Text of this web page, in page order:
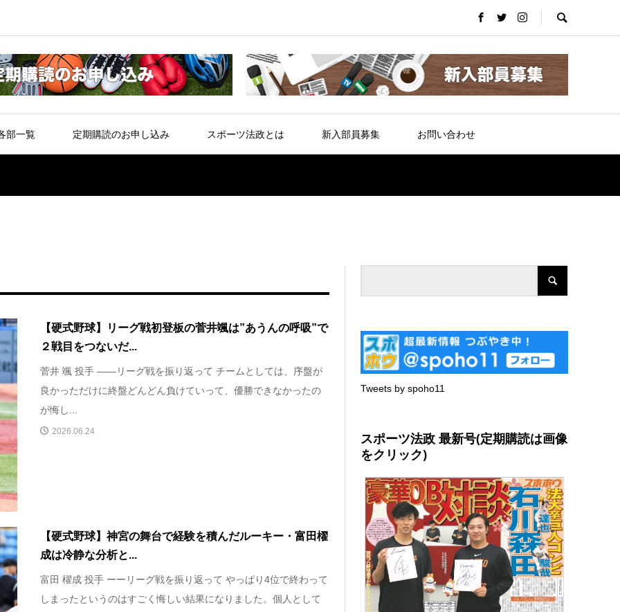
部一覧 定期購読のお申し込み スポーツ法政とは 新入部員募集 お問い合わせ
【硬式野球】リーグ戦初登板の菅井颯は”あうんの呼吸”で
２戦目をつないだ...
菅井 颯 投手 ――リーグ戦を振り返って チームとしては、序盤が
良かっただけに終盤どんどん負けていって、優勝できなかったの
が悔し...
2026.06.24
【硬式野球】神宮の舞台で経験を積んだルーキー・富田櫂
成は冷静な分析と...
富田 櫂成 投手 ーーリーグ戦を振り返って やっぱり4位で終わって
しまったというのはすごく悔しい結果になりました。個人として
Tweets by spoho11
スポーツ法政 最新号(定期購読は画像
をクリック)